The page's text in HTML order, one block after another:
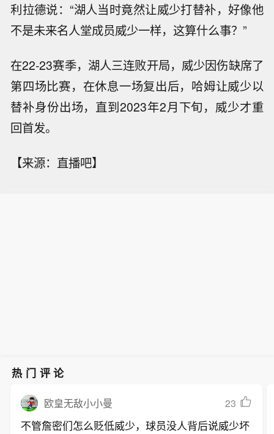
利拉德说：“湖人当时竟然让威少打替补，好像他
不是未来名人堂成员威少一样，这算什么事？”
在22-23赛季，湖人三连败开局，威少因伤缺席了
第四场比赛，在休息一场复出后，哈姆让威少以
替补身份出场，直到2023年2月下旬，威少才重
回首发。
【来源：直播吧】
热门评论
欧皇无敌小小曼 23
不管詹密们怎么贬低威少，球员没人背后说威少坏